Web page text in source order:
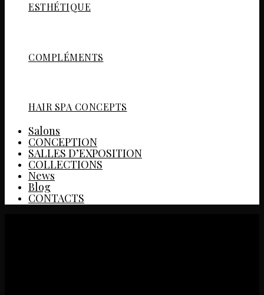
ESTHÉTIQUE
COMPLÉMENTS
HAIR SPA CONCEPTS
Salons
CONCEPTION
SALLES D’EXPOSITION
COLLECTIONS
News
Blog
CONTACTS